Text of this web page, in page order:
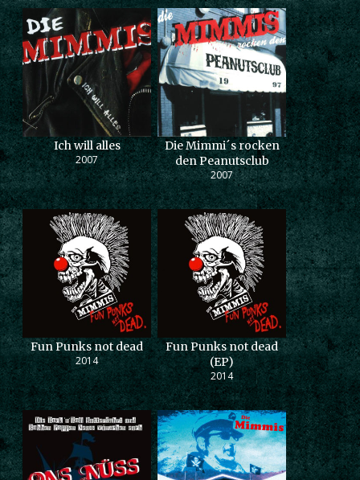
Ich will alles
2007
Die Mimmi´s rocken
den Peanutsclub
2007
Fun Punks not dead
2014
Fun Punks not dead
(EP)
2014